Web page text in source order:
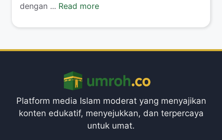
dengan ... Read more
Platform media Islam moderat yang menyajikan
konten edukatif, menyejukkan, dan terpercaya
untuk umat.